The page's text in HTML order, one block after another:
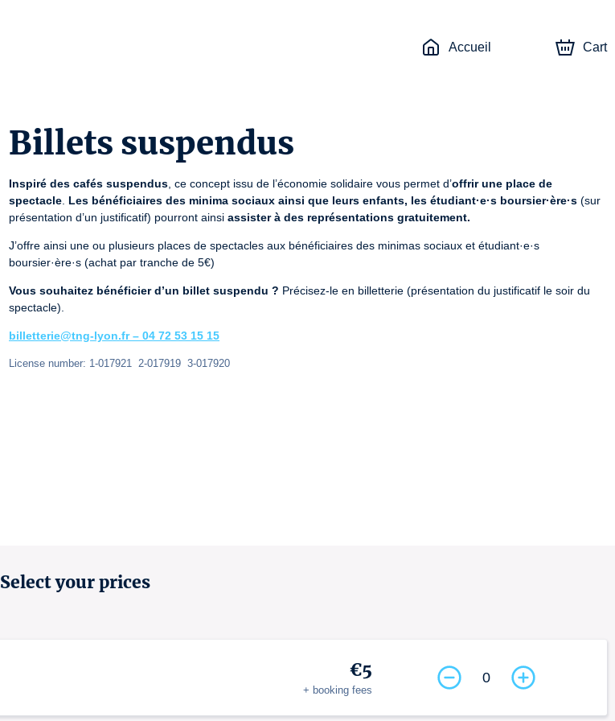
Accueil Cart
Billets suspendus
Inspiré des cafés suspendus , ce concept issu de l’économie solidaire vous permet d’offrir une place de
spectacle Les bénéficiaires des minima sociaux ainsi que leurs enfants, les étudiant·e·s boursier·ère·s (sur
présentation d’un justificatif) pourront ainsi assister à des représentations gratuitement.
J’offre ainsi une ou plusieurs places de spectacles aux bénéficiaires des minimas sociaux et étudiant·e·s
boursier·ère·s (achat par tranche de 5€)
Vous souhaitez bénéficier d’un billet suspendu ? Précisez-le en billetterie (présentation du justificatif le soir du
spectacle).
billetterie@tng-lyon.fr – 04 72 53 15 15
License number: 1-017921  2-017919  3-017920
Select your prices
€5
+ booking fees
0